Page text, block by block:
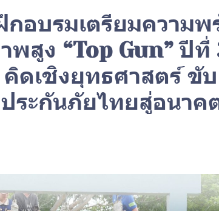
อบรมเตรียมความพ
สูง “Top Gun” ปีที่
ดเชิงยุทธศาสตร์ ขับ
ระกันภัยไทยสู่อนาค